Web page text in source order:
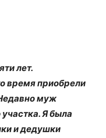
лет.
время приобрели
муж
Я была
и дедушки